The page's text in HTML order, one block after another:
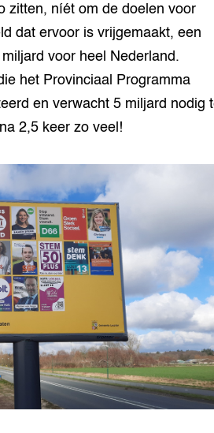
zitten, níét om de doelen voor
dat ervoor is vrijgemaakt, een
voor heel Nederland.
het Provinciaal Programma
en verwacht 5 miljard nodig
2,5 keer zo veel!